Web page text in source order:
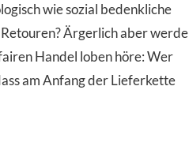
wie sozial bedenkliche
Ärgerlich aber werde
Handel loben höre: Wer
am Anfang der Lieferkette